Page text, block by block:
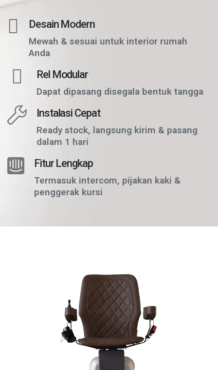
Desain Modern
Mewah & sesuai untuk interior rumah
Anda
Rel Modular
Dapat dipasang disegala bentuk tangga
Instalasi Cepat
Ready stock, langsung kirim & pasang
dalam 1 hari
Fitur Lengkap
Termasuk intercom, pijakan kaki &
penggerak kursi